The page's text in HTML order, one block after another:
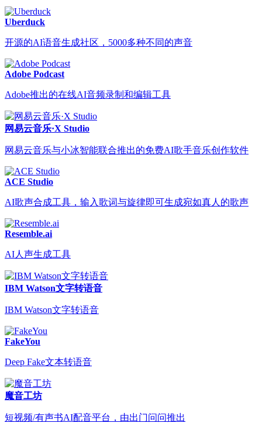
Uberduck
开源的AI语音生成社区，5000多种不同的声音
Adobe Podcast
Adobe推出的在线AI音频录制和编辑工具
网易云音乐·X Studio
网易云音乐与小冰智能联合推出的免费AI歌手音乐创作软件
ACE Studio
AI歌声合成工具，输入歌词与旋律即可生成宛如真人的歌声
Resemble.ai
AI人声生成工具
IBM Watson文字转语音
IBM Watson文字转语音
FakeYou
Deep Fake文本转语音
魔音工坊
短视频/有声书AI配音平台，由出门问问推出